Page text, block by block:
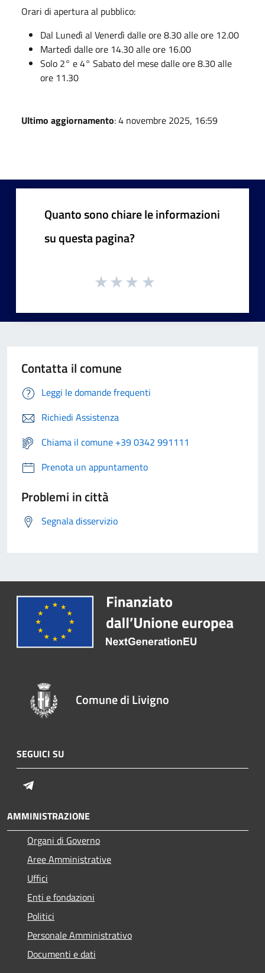
Orari di apertura al pubblico:
Dal Lunedì al Venerdì dalle ore 8.30 alle ore 12.00
Martedì dalle ore 14.30 alle ore 16.00
Solo 2° e 4° Sabato del mese dalle ore 8.30 alle
ore 11.30
Ultimo aggiornamento: 4 novembre 2025, 16:59
Quanto sono chiare le informazioni
su questa pagina?
Contatta il comune
Leggi le domande frequenti
Richiedi Assistenza
Chiama il comune +39 0342 991111
Prenota un appuntamento
Problemi in città
Segnala disservizio
Comune di Livigno
SEGUICI SU
AMMINISTRAZIONE
Organi di Governo
Aree Amministrative
Uffici
Enti e fondazioni
Politici
Personale Amministrativo
Documenti e dati